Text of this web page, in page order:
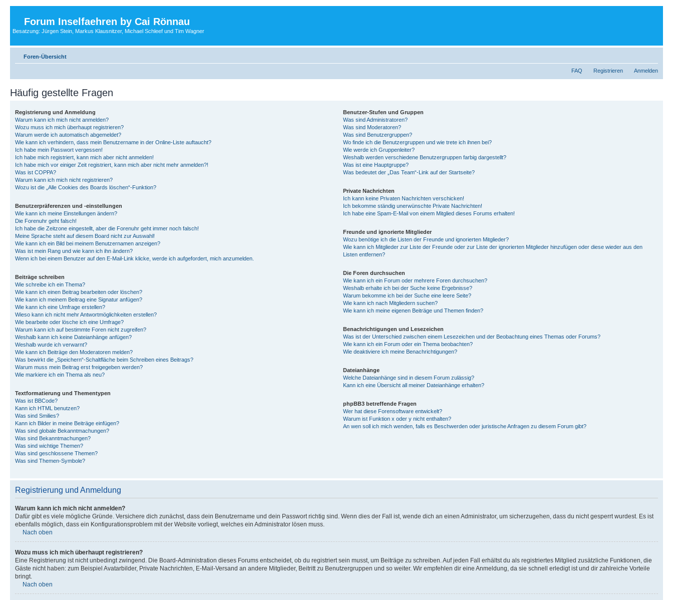
Forum Inselfaehren by Cai Rönnau
Besatzung: Jürgen Stein, Markus Klausnitzer, Michael Schleef und Tim Wagner
Foren-Übersicht
FAQ Registrieren Anmelden
Häufig gestellte Fragen
Registrierung und Anmeldung
Warum kann ich mich nicht anmelden?
Wozu muss ich mich überhaupt registrieren?
Warum werde ich automatisch abgemeldet?
Wie kann ich verhindern, dass mein Benutzername in der Online-Liste auftaucht?
Ich habe mein Passwort vergessen!
Ich habe mich registriert, kann mich aber nicht anmelden!
Ich habe mich vor einiger Zeit registriert, kann mich aber nicht mehr anmelden?!
Was ist COPPA?
Warum kann ich mich nicht registrieren?
Wozu ist die „Alle Cookies des Boards löschen“-Funktion?
Benutzerpräferenzen und -einstellungen
Wie kann ich meine Einstellungen ändern?
Die Forenuhr geht falsch!
Ich habe die Zeitzone eingestellt, aber die Forenuhr geht immer noch falsch!
Meine Sprache steht auf diesem Board nicht zur Auswahl!
Wie kann ich ein Bild bei meinem Benutzernamen anzeigen?
Was ist mein Rang und wie kann ich ihn ändern?
Wenn ich bei einem Benutzer auf den E-Mail-Link klicke, werde ich aufgefordert, mich anzumelden.
Beiträge schreiben
Wie schreibe ich ein Thema?
Wie kann ich einen Beitrag bearbeiten oder löschen?
Wie kann ich meinem Beitrag eine Signatur anfügen?
Wie kann ich eine Umfrage erstellen?
Wieso kann ich nicht mehr Antwortmöglichkeiten erstellen?
Wie bearbeite oder lösche ich eine Umfrage?
Warum kann ich auf bestimmte Foren nicht zugreifen?
Weshalb kann ich keine Dateianhänge anfügen?
Weshalb wurde ich verwarnt?
Wie kann ich Beiträge den Moderatoren melden?
Was bewirkt die „Speichern“-Schaltfläche beim Schreiben eines Beitrags?
Warum muss mein Beitrag erst freigegeben werden?
Wie markiere ich ein Thema als neu?
Textformatierung und Thementypen
Was ist BBCode?
Kann ich HTML benutzen?
Was sind Smilies?
Kann ich Bilder in meine Beiträge einfügen?
Was sind globale Bekanntmachungen?
Was sind Bekanntmachungen?
Was sind wichtige Themen?
Was sind geschlossene Themen?
Was sind Themen-Symbole?
Benutzer-Stufen und Gruppen
Was sind Administratoren?
Was sind Moderatoren?
Was sind Benutzergruppen?
Wo finde ich die Benutzergruppen und wie trete ich ihnen bei?
Wie werde ich Gruppenleiter?
Weshalb werden verschiedene Benutzergruppen farbig dargestellt?
Was ist eine Hauptgruppe?
Was bedeutet der „Das Team“-Link auf der Startseite?
Private Nachrichten
Ich kann keine Privaten Nachrichten verschicken!
Ich bekomme ständig unerwünschte Private Nachrichten!
Ich habe eine Spam-E-Mail von einem Mitglied dieses Forums erhalten!
Freunde und ignorierte Mitglieder
Wozu benötige ich die Listen der Freunde und ignorierten Mitglieder?
Wie kann ich Mitglieder zur Liste der Freunde oder zur Liste der ignorierten Mitglieder hinzufügen oder diese wieder aus den
Listen entfernen?
Die Foren durchsuchen
Wie kann ich ein Forum oder mehrere Foren durchsuchen?
Weshalb erhalte ich bei der Suche keine Ergebnisse?
Warum bekomme ich bei der Suche eine leere Seite?
Wie kann ich nach Mitgliedern suchen?
Wie kann ich meine eigenen Beiträge und Themen finden?
Benachrichtigungen und Lesezeichen
Was ist der Unterschied zwischen einem Lesezeichen und der Beobachtung eines Themas oder Forums?
Wie kann ich ein Forum oder ein Thema beobachten?
Wie deaktiviere ich meine Benachrichtigungen?
Dateianhänge
Welche Dateianhänge sind in diesem Forum zulässig?
Kann ich eine Übersicht all meiner Dateianhänge erhalten?
phpBB3 betreffende Fragen
Wer hat diese Forensoftware entwickelt?
Warum ist Funktion x oder y nicht enthalten?
An wen soll ich mich wenden, falls es Beschwerden oder juristische Anfragen zu diesem Forum gibt?
Registrierung und Anmeldung
Warum kann ich mich nicht anmelden?
Dafür gibt es viele mögliche Gründe. Versichere dich zunächst, dass dein Benutzername und dein Passwort richtig sind. Wenn dies der Fall ist, wende dich an einen Administrator, um sicherzugehen, dass du nicht gesperrt wurdest. Es ist
ebenfalls möglich, dass ein Konfigurationsproblem mit der Website vorliegt, welches ein Administrator lösen muss.
Nach oben
Wozu muss ich mich überhaupt registrieren?
Eine Registrierung ist nicht unbedingt zwingend. Die Board-Administration dieses Forums entscheidet, ob du registriert sein musst, um Beiträge zu schreiben. Auf jeden Fall erhältst du als registriertes Mitglied zusätzliche Funktionen, die
Gäste nicht haben: zum Beispiel Avatarbilder, Private Nachrichten, E-Mail-Versand an andere Mitglieder, Beitritt zu Benutzergruppen und so weiter. Wir empfehlen dir eine Anmeldung, da sie schnell erledigt ist und dir zahlreiche Vorteile
bringt.
Nach oben